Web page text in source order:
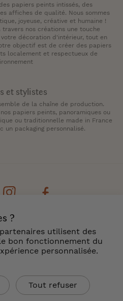
papiers peints intissés, des
affiches de qualité. Nous sommes
joyeuse, créative et humaine !
nos créations une touche
décoration d'intérieur, tout en
objectif est de créer des papiers
localement et respectueux de
et stylistes
de la chaîne de production.
papiers peints, panoramiques ou
ou traditionnelle made in France
un packaging personnalisé.
CGV
Livraison & Retour
trouver ?
?
utilisent des
bon fonctionnement du
personnalisée.
Tout refuser